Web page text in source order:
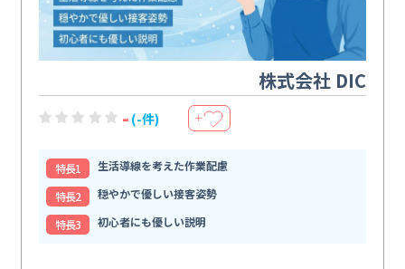
株式会社 DIC
- (-件) ＋
特⻑1
生活導線を考えた作業配慮
特⻑2
穏やかで優しい接客姿勢
特⻑3
初心者にも優しい説明